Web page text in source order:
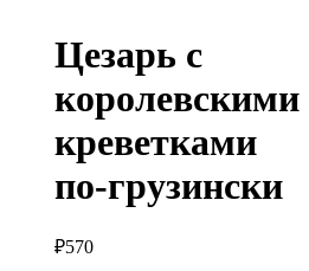
Цезарь с
королевскими
креветками
по-грузински
₽570